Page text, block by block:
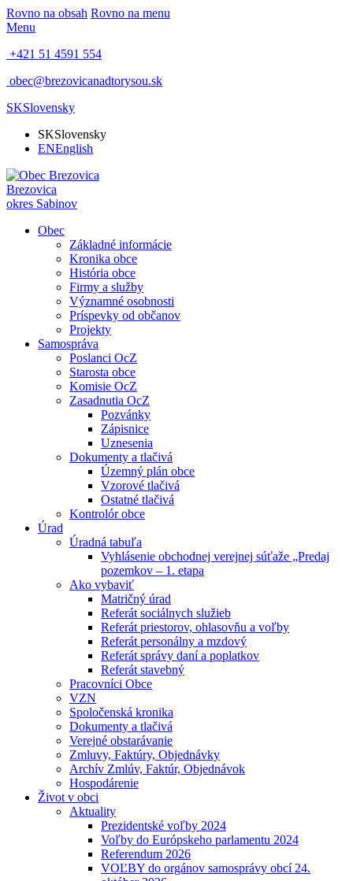
Rovno na obsah Rovno na menu
Menu
+421 51 4591 554
obec@brezovicanadtorysou.sk
SKSlovensky
SKSlovensky
ENEnglish
Brezovica
okres Sabinov
Obec
Základné informácie
Kronika obce
História obce
Firmy a služby
Významné osobnosti
Príspevky od občanov
Projekty
Samospráva
Poslanci OcZ
Starosta obce
Komisie OcZ
Zasadnutia OcZ
Pozvánky
Zápisnice
Uznesenia
Dokumenty a tlačivá
Územný plán obce
Vzorové tlačivá
Ostatné tlačivá
Kontrolór obce
Úrad
Úradná tabuľa
Vyhlásenie obchodnej verejnej súťaže „Predaj
pozemkov – 1. etapa
Ako vybaviť
Matričný úrad
Referát sociálnych služieb
Referát priestorov, ohlasovňu a voľby
Referát personálny a mzdový
Referát správy daní a poplatkov
Referát stavebný
Pracovníci Obce
VZN
Spoločenská kronika
Dokumenty a tlačivá
Verejné obstarávanie
Zmluvy, Faktúry, Objednávky
Archív Zmlúv, Faktúr, Objednávok
Hospodárenie
Život v obci
Aktuality
Prezidentské voľby 2024
Voľby do Európskeho parlamentu 2024
Referendum 2026
VOĽBY do orgánov samosprávy obcí 24.